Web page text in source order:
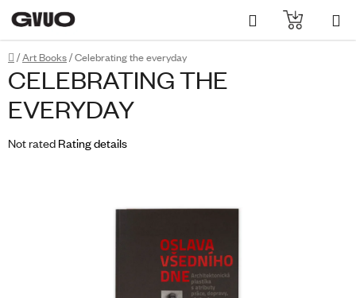
content
Search
CART
Home
/Art Books/Celebrating the everyday
CELEBRATING THE
EVERYDAY
The
Not ratedRating details